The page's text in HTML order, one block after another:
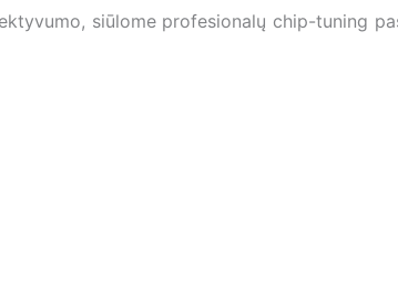
siūlome profesionalų chip-tuning